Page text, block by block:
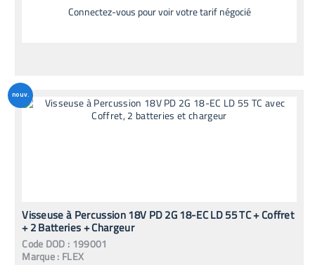
Connectez-vous pour voir votre tarif négocié
nouv.
Visseuse à Percussion 18V PD 2G 18-EC LD 55 TC + Coffret
+ 2 Batteries + Chargeur
Code DOD : 199001
Marque : FLEX